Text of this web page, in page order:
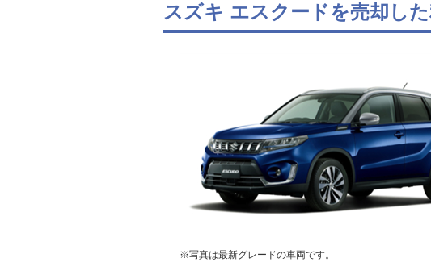
スズキ エスクードを売却し
※写真は最新グレードの車両です。